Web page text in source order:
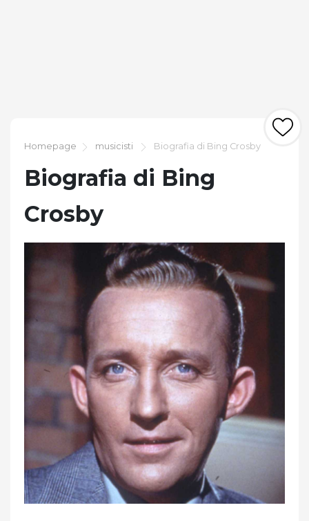
Homepage musicisti Biografia di Bing Crosby
Biografia di Bing
Crosby